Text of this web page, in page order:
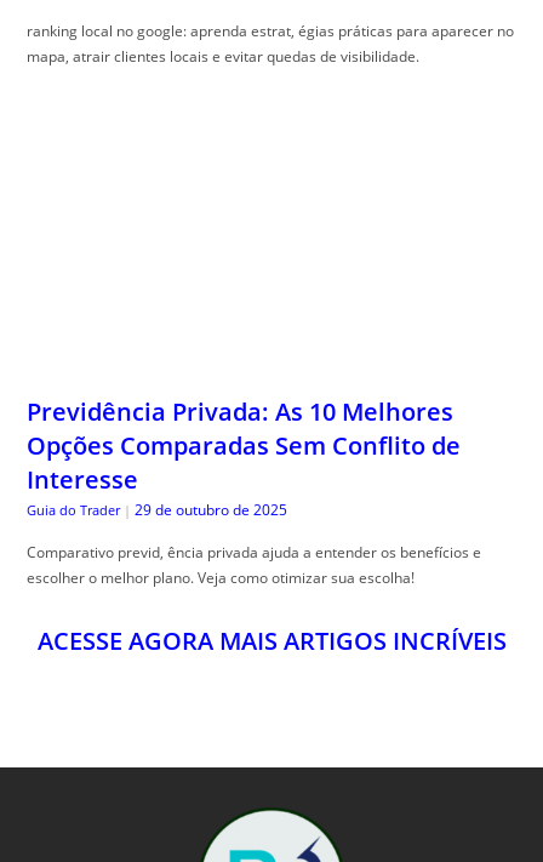
ranking local no google: aprenda estrat, égias práticas para aparecer no
mapa, atrair clientes locais e evitar quedas de visibilidade.
Previdência Privada: As 10 Melhores
Opções Comparadas Sem Conflito de
Interesse
Guia do Trader | 29 de outubro de 2025
Comparativo previd, ência privada ajuda a entender os benefícios e
escolher o melhor plano. Veja como otimizar sua escolha!
ACESSE AGORA MAIS ARTIGOS INCRÍVEIS